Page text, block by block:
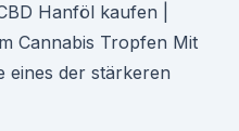
Hanföl kaufen |
Cannabis Tropfen Mit
eines der stärkeren